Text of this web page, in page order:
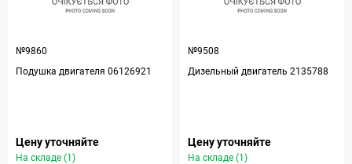
№9860
Подушка двигателя 06126921
Цену уточняйте
На складе (1)
№9508
Дизельный двигатель 2135788
Цену уточняйте
На складе (1)